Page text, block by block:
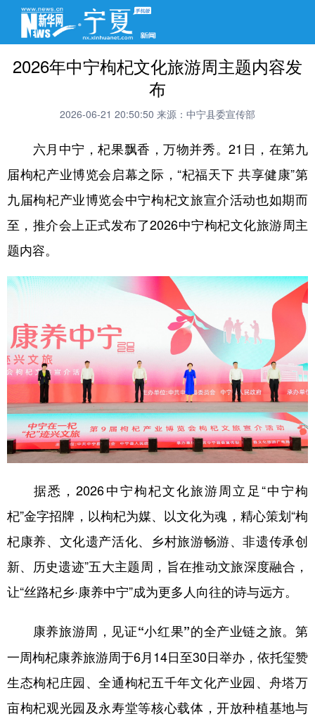
2026年中宁枸杞文化旅游周主题内容发
布
2026-06-21 20:50:50 来源：中宁县委宣传部
六月中宁，杞果飘香，万物并秀。21日，在第九
届枸杞产业博览会启幕之际，“杞福天下 共享健康”第
九届枸杞产业博览会中宁枸杞文旅宣介活动也如期而
至，推介会上正式发布了2026中宁枸杞文化旅游周主
题内容。
据悉，2026中宁枸杞文化旅游周立足“中宁枸
杞”金字招牌，以枸杞为媒、以文化为魂，精心策划“枸
杞康养、文化遗产活化、乡村旅游畅游、非遗传承创
新、历史遗迹”五大主题周，旨在推动文旅深度融合，
让“丝路杞乡·康养中宁”成为更多人向往的诗与远方。
康养旅游周，见证“小红果”的全产业链之旅。 第
一周枸杞康养旅游周于6月14日至30日举办，依托玺赞
生态枸杞庄园、全通枸杞五千年文化产业园、舟塔万
亩枸杞观光园及永寿堂等核心载体，开放种植基地与